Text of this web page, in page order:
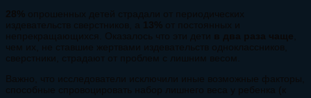
28% опрошенных детей страдали от периодических
издевательств сверстников, а
13% от постоянных и
непрекращающихся. Оказалось что эти дети
в два раза чаще
чем их, не ставшие жертвами издевательств одноклассников,
сверстники, страдают от проблем с лишним весом.
Важно, что исследователи исключили иные возможные факторы,
способные спровоцировать набор лишнего веса у ребенка (к